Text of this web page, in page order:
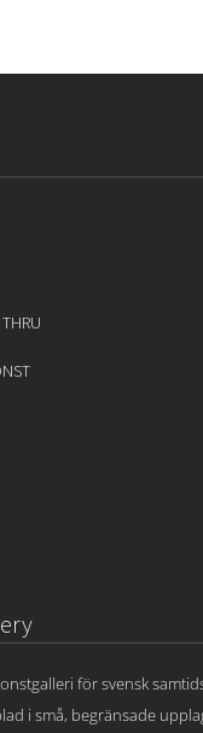
för svensk
i små, begränsade